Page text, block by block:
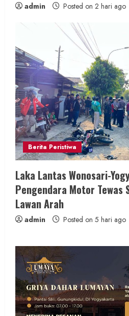
admin Posted on 2 hari ago
Berita Peristiwa
Laka Lantas Wonosari-
Pengendara Motor Tewas
Lawan Arah
admin Posted on 5 hari ago